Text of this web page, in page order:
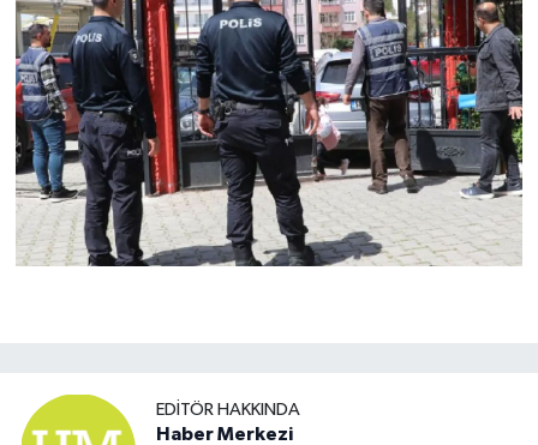
EDITÖR HAKKINDA
Haber Merkezi